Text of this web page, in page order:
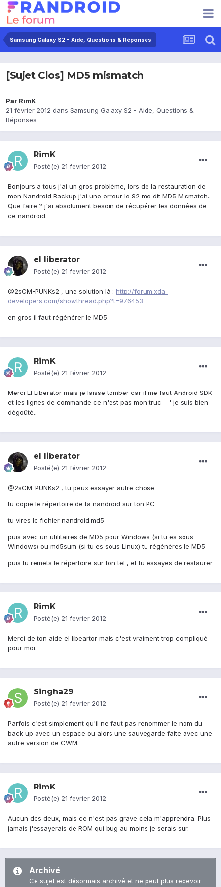
Samsung Galaxy S2 - Aide, Questions & Réponses
[Sujet Clos] MD5 mismatch
Par RimK
21 février 2012 dans Samsung Galaxy S2 - Aide, Questions &
Réponses
RimK
Posté(e) 21 février 2012
Bonjours a tous j'ai un gros problème, lors de la restauration de
mon Nandroid Backup j'ai une erreur le S2 me dit MD5 Mismatch..
Que faire ? j'ai absolument besoin de récupérer les données de
ce nandroid.
el liberator
Posté(e) 21 février 2012
@2sCM-PUNKs2 , une solution là : http://forum.xda-
developers.com/showthread.php?t=976453
en gros il faut régénérer le MD5
RimK
Posté(e) 21 février 2012
Merci El Liberator mais je laisse tomber car il me faut Android SDK
et les lignes de commande ce n'est pas mon truc --' je suis bien
dégoûté..
el liberator
Posté(e) 21 février 2012
@2sCM-PUNKs2 , tu peux essayer autre chose
tu copie le répertoire de ta nandroid sur ton PC
tu vires le fichier nandroid.md5
puis avec un utilitaires de MD5 pour Windows (si tu es sous
Windows) ou md5sum (si tu es sous Linux) tu régénères le MD5
puis tu remets le répertoire sur ton tel , et tu essayes de restaurer
RimK
Posté(e) 21 février 2012
Merci de ton aide el libeartor mais c'est vraiment trop compliqué
pour moi..
Singha29
Posté(e) 21 février 2012
Parfois c'est simplement qu'il ne faut pas renommer le nom du
back up avec un espace ou alors une sauvegarde faite avec une
autre version de CWM.
RimK
Posté(e) 21 février 2012
Aucun des deux, mais ce n'est pas grave cela m'apprendra. Plus
jamais j'essayerais de ROM qui bug au moins je serais sur.
Archivé
Ce sujet est désormais archivé et ne peut plus recevoir